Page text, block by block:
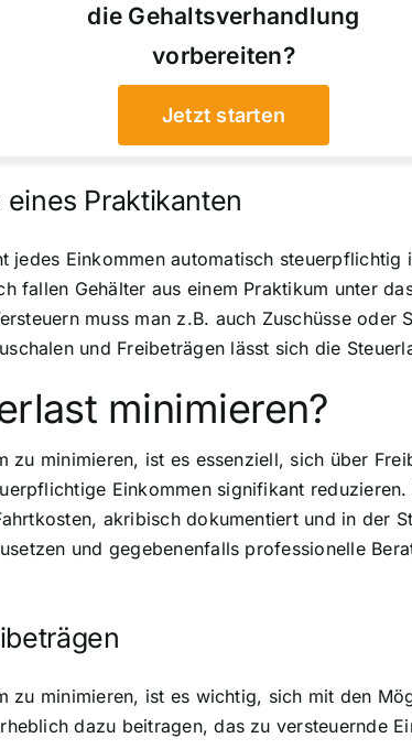
die Gehaltsverhandlung
vorbereiten?
Jetzt starten
Praktikanten
jedes Einkommen automatisch
fallen Gehälter aus einem Praktikum unter
muss man z.B. auch Zuschüsse oder
und Freibeträgen lässt sich die
minimieren?
zu minimieren, ist es essenziell, sich über
Einkommen signifikant
akribisch dokumentiert und in der
und gegebenenfalls professionelle
zu minimieren, ist es wichtig, sich mit den
dazu beitragen, das zu versteuernde